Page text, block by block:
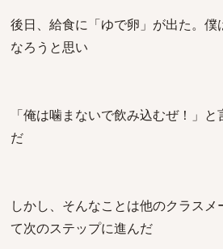
後日、給食に「ゆで卵」が出た。僕
なろうと思い
「俺は噛まないで飲み込むぜ！」
だ
しかし、そんなことは他のクラス
て次のステップに進んだ